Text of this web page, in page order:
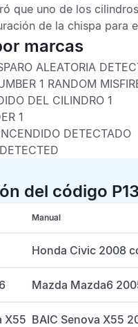
que uno de los
de la chispa para
marcas
ALEATORIA
1 RANDOM
DEL CILINDRO 1
1
DETECTADO
del código
Manual
Honda Civic 2008
Mazda Mazda6
X55 BAIC Senova X55